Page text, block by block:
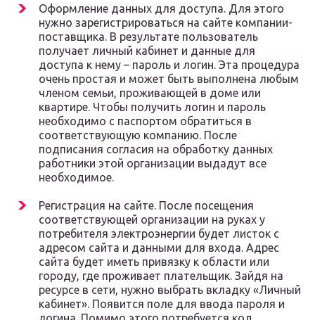
Оформление данных для доступа. Для этого
нужно зарегистрироваться на сайте компании-
поставщика. В результате пользователь
получает личный кабинет и данные для
доступа к нему – пароль и логин. Эта процедура
очень простая и может быть выполнена любым
членом семьи, проживающей в доме или
квартире. Чтобы получить логин и пароль
необходимо с паспортом обратиться в
соответствующую компанию. После
подписания согласия на обработку данных
работники этой организации выдадут все
необходимое.
Регистрация на сайте. После посещения
соответствующей организации на руках у
потребителя электроэнергии будет листок с
адресом сайта и данными для входа. Адрес
сайта будет иметь привязку к области или
городу, где проживает плательщик. Зайдя на
ресурсе в сети, нужно выбрать вкладку «Личный
кабинет». Появится поле для ввода пароля и